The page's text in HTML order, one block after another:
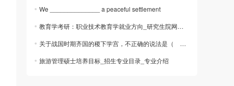
We ______________ a peaceful settlement
教育学考研：职业技术教育学就业方向_研究生院网址_考研攻略
关于战国时期齐国的稷下学宫，不正确的说法是（ ）。
旅游管理硕士培养目标_招生专业目录_专业介绍